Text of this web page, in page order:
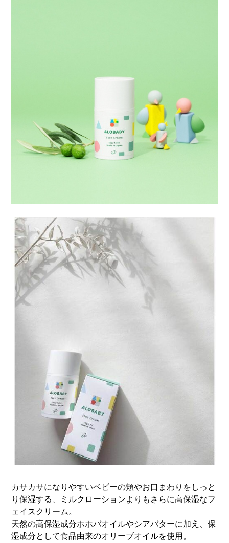
カサカサになりやすいベビーの頬やお口まわりをしっと
り保湿する、ミルクローションよりもさらに高保湿なフ
ェイスクリーム。
天然の高保湿成分ホホバオイルやシアバターに加え、保
湿成分として食品由来のオリーブオイルを使用。